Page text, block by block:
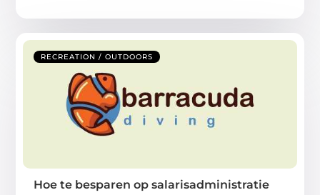
RECREATION / OUTDOORS
Hoe te besparen op salarisadministratie